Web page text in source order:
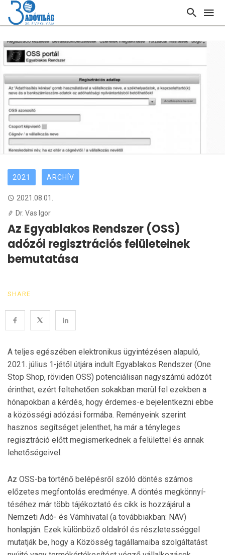
2021 ARCHÍV
2021.08.01.
Dr. Vas Igor
Az Egyablakos Rendszer (OSS)
adózói regisztrációs felületeinek
bemutatása
SHARE
A teljes egészében elektronikus ügyintézésen alapuló,
2021. július 1-jétől útjára indult Egyablakos Rend­szer (One
Stop Shop, röviden OSS) potenciálisan nagyszámú adózót
érinthet, ezért feltehetően sokak­ban merül fel ezekben a
hónapokban a kérdés, hogy érdemes-e bejelentkezni ebbe
a közösségi adózási for­mába. Reményeink szerint
hasznos segítséget je­lent­het, ha már a tényleges
regisztráció előtt megis­mer­kednek a felülettel és annak
lehetőségeivel.
Az OSS-ba történő belépésről szóló döntés számos
előzetes megfontolás eredménye. A döntés meg­könnyí­
téséhez már több tájékoztató és cikk is hozzájárul a
Nemzeti Adó- és Vámhivatal (a továbbiakban: NAV)
honlapján. Ezek kü­lön­böző oldalról és rész­le­tességgel
mutatják be, hogy a Kö­zös­ség tagállamaiba szolgáltatást